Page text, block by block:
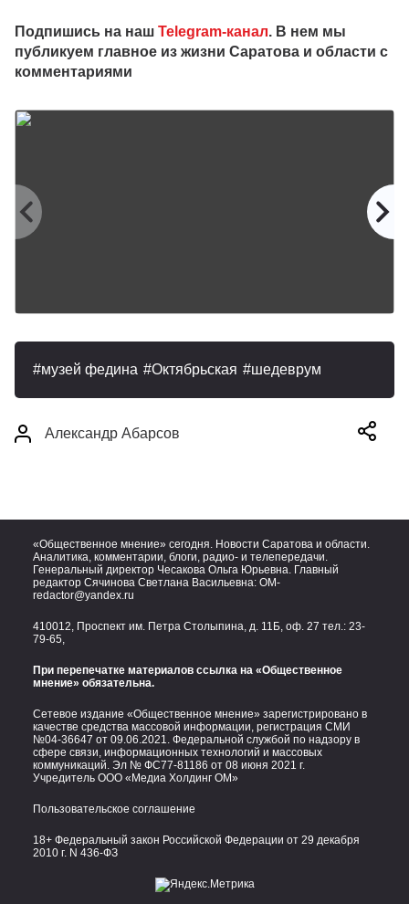
Подпишись на наш Telegram-канал. В нем мы
публикуем главное из жизни Саратова и области с
комментариями
музей федина Октябрьская шедеврум
Александр Абарсов
«Общественное мнение» сегодня. Новости Саратова и области.
Аналитика, комментарии, блоги, радио- и телепередачи.
Генеральный директор Чесакова Ольга Юрьевна. Главный
редактор Сячинова Светлана Васильевна: OM-
redactor@yandex.ru
410012, Проспект им. Петра Столыпина, д. 11Б, оф. 27 тел.: 23-
79-65,
При перепечатке материалов ссылка на «Общественное
мнение» обязательна.
Сетевое издание «Общественное мнение» зарегистрировано в
качестве средства массовой информации, регистрация СМИ
№04-36647 от 09.06.2021. Федеральной службой по надзору в
сфере связи, информационных технологий и массовых
коммуникаций. Эл № ФС77-81186 от 08 июня 2021 г.
Учредитель ООО «Медиа Холдинг ОМ»
Пользовательское соглашение
18+ Федеральный закон Российской Федерации от 29 декабря
2010 г. N 436-ФЗ